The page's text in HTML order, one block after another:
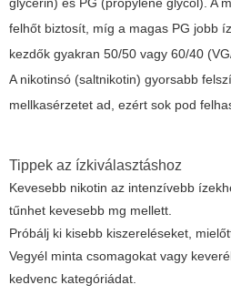
felhőt biztosít, míg a magas PG jobb
kezdők gyakran 50/50 vagy 60/40
A nikotinsó (saltnikotin) gyorsabb
mellkasérzetet ad, ezért sok pod
Tippek az ízkiválasztáshoz
Kevesebb nikotin az intenzívebb
tűnhet kevesebb mg mellett.
Próbálj ki kisebb kiszereléseket,
Vegyél minta csomagokat vagy
kedvenc kategóriádat.